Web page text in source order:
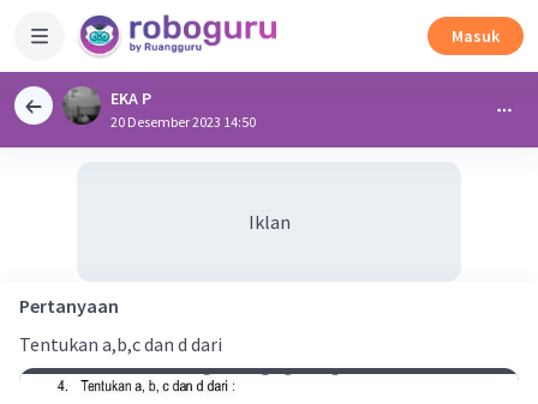
Masuk
EKA P
20 Desember 2023 14:50
Iklan
Pertanyaan
Tentukan a,b,c dan d dari